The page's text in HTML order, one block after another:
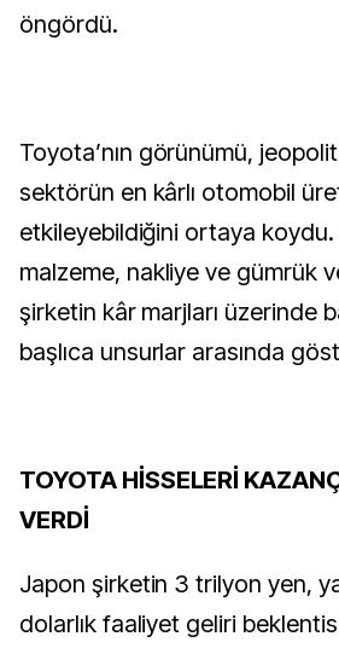
öngördü.
Toyota’nın görünümü,
sektörün en kârlı otomobil
etkileyebildiğini ortaya koydu.
malzeme, nakliye ve gümrük
şirketin kâr marjları üzerinde
başlıca unsurlar arasında
TOYOTA HİSSELERİ
VERDİ
Japon şirketin 3 trilyon yen,
dolarlık faaliyet geliri